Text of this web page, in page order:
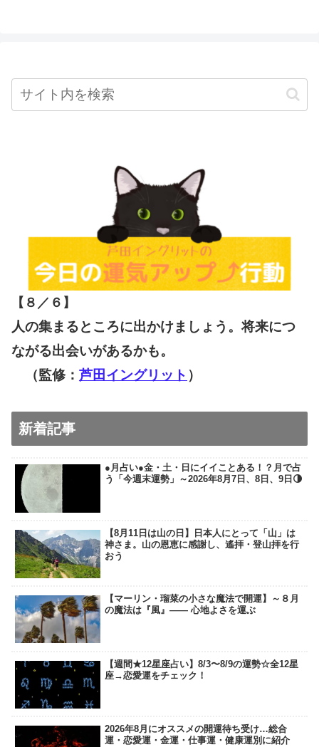
【８／６ 】
人の集まるところに出かけましょう。将来につ
ながる出会いがあるかも。
（監修： 芦田イングリット ）
新着記事
●月占い●金・土・日にイイことある！？月で占
う「今週末運勢」～2026年8月7日、8日、9日🌗
【8月11日は山の日】日本人にとって「山」は
神さま。山の恩恵に感謝し、遙拝・登山拝を行
おう
【マーリン・瑠菜の小さな魔法で開運】～８月
の魔法は『風』―― 心地よさを運ぶ
【週間★12星座占い】8/3〜8/9の運勢☆全12星
座→恋愛運をチェック！
2026年8月にオススメの開運待ち受け…総合
運・恋愛運・金運・仕事運・健康運別に紹介